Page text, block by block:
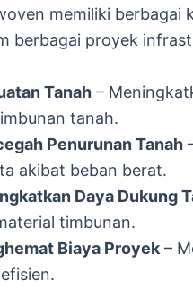
memiliki berbagai
berbagai proyek
Tanah –
tanah.
Penurunan Tanah
akibat beban berat.
Daya Dukung
timbunan.
Biaya Proyek –